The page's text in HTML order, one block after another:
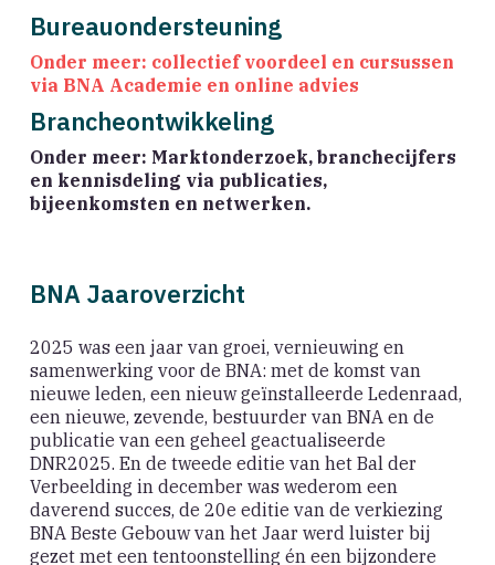
Bureauondersteuning
Onder meer: collectief voordeel en cursussen
via BNA Academie en online advies
Brancheontwikkeling
Onder meer: Marktonderzoek, branchecijfers
en kennisdeling via publicaties,
bijeenkomsten en netwerken.
BNA Jaaroverzicht
2025 was een jaar van groei, vernieuwing en
samenwerking voor de BNA: met de komst van
nieuwe leden, een nieuw geïnstalleerde Ledenraad,
een nieuwe, zevende, bestuurder van BNA en de
publicatie van een geheel geactualiseerde
DNR2025. En de tweede editie van het Bal der
Verbeelding in december was wederom een
daverend succes, de 20e editie van de verkiezing
BNA Beste Gebouw van het Jaar werd luister bij
gezet met een tentoonstelling én een bijzondere